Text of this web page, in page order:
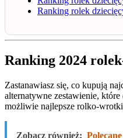
Ranking rolek
Ranking 2024
Zastanawiasz się, co kupują
alternatywne zestawienie,
możliwie najlepsze rolko-
Zobacz również: